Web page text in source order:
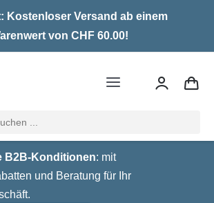
Kostenloser Versand ab einem
von CHF 60.00!
Toggle
B2B-Konditionen: mit
und Beratung für Ihr